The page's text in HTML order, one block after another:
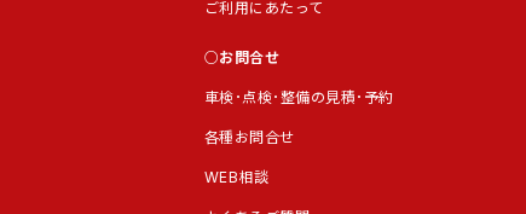
ご利用にあたって
お問合せ
車検･点検･整備の見積･予約
各種お問合せ
WEB相談